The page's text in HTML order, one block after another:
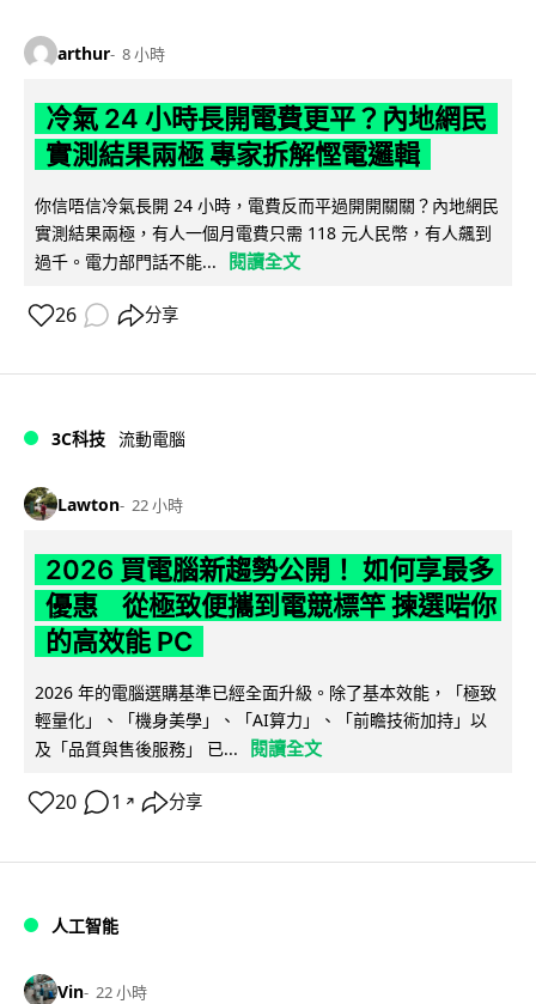
arthur 8 小時
冷氣 24 小時長開電費更平？內地網民
實測結果兩極 專家拆解慳電邏輯
你信唔信冷氣長開 24 小時，電費反而平過開開關關？內地網民
實測結果兩極，有人一個月電費只需 118 元人民幣，有人飆到
過千。電力部門話不能...
閱讀全文
26 分享
3C科技 流動電腦
Lawton 22 小時
2026 買電腦新趨勢公開！ 如何享最多
優惠 從極致便攜到電競標竿 揀選啱你
的高效能 PC
2026 年的電腦選購基準已經全面升級。除了基本效能，「極致
輕量化」、「機身美學」、「AI算力」、「前瞻技術加持」以
及「品質與售後服務」 已...
閱讀全文
20 1 ↗ 分享
人工智能
Vin 22 小時